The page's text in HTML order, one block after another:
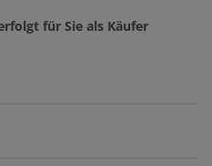
für Sie als Käufer